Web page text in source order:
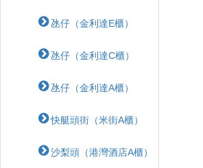
氹仔（金利達E櫃）
氹仔（金利達C櫃）
氹仔（金利達A櫃）
快艇頭街（米街A櫃）
沙梨頭（港灣酒店A櫃）